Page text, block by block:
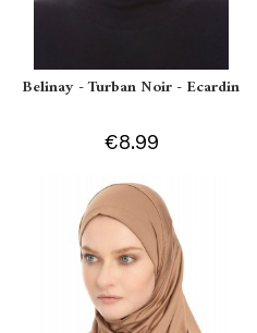
Belinay - Turban Noir - Ecardin
€8.99